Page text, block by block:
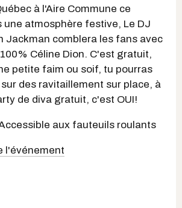
à l'Aire Commune ce
une atmosphère festive, Le DJ
Jackman comblera les fans avec
Céline Dion. C'est gratuit,
petite faim ou soif, tu pourras
des ravitaillement sur place, à
de diva gratuit, c'est OUI!
aux fauteuils roulants
l'événement